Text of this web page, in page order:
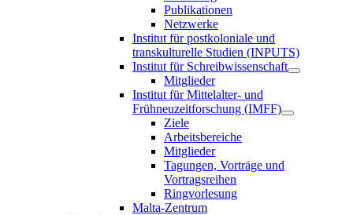
Publikationen
Netzwerke
Institut für postkoloniale und
transkulturelle Studien (INPUTS)
Institut für Schreibwissenschaft
Mitglieder
Institut für Mittelalter- und
Frühneuzeitforschung (IMFF)
Ziele
Arbeitsbereiche
Mitglieder
Tagungen, Vorträge und
Vortragsreihen
Ringvorlesung
Malta-Zentrum